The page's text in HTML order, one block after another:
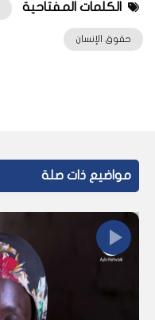
الكلمات المفتاحية
حقوق الإنسان
مواضيع ذات صلة